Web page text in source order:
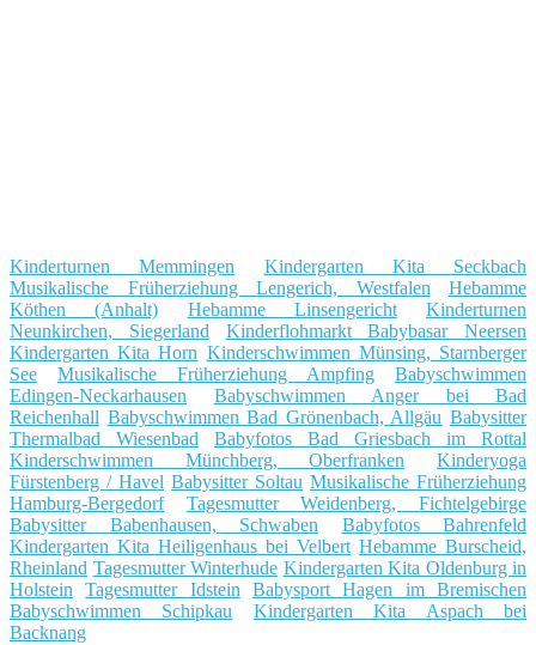
Kinderturnen Memmingen
Kindergarten Kita Seckbach
Musikalische Früherziehung Lengerich, Westfalen
Hebamme
Köthen (Anhalt)
Hebamme Linsengericht
Kinderturnen
Neunkirchen, Siegerland
Kinderflohmarkt Babybasar Neersen
Kindergarten Kita Horn Kinderschwimmen Münsing, Starnberger
See
Musikalische Früherziehung Ampfing
Babyschwimmen
Edingen-Neckarhausen
Babyschwimmen Anger bei Bad
Reichenhall Babyschwimmen Bad Grönenbach, Allgäu Babysitter
Thermalbad Wiesenbad
Babyfotos Bad Griesbach im Rottal
Kinderschwimmen Münchberg, Oberfranken
Kinderyoga
Fürstenberg / Havel Babysitter Soltau Musikalische Früherziehung
Hamburg-Bergedorf
Tagesmutter Weidenberg, Fichtelgebirge
Babysitter Babenhausen, Schwaben
Babyfotos Bahrenfeld
Kindergarten Kita Heiligenhaus bei Velbert Hebamme Burscheid,
Rheinland Tagesmutter Winterhude Kindergarten Kita Oldenburg in
Holstein
Tagesmutter Idstein
Babysport Hagen im Bremischen
Babyschwimmen Schipkau
Kindergarten Kita Aspach bei
Backnang